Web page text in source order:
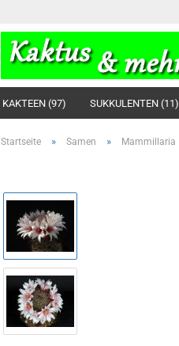
KAKTEEN (97) SUKKULENTEN (11)
Startseite » Samen » Mammillaria